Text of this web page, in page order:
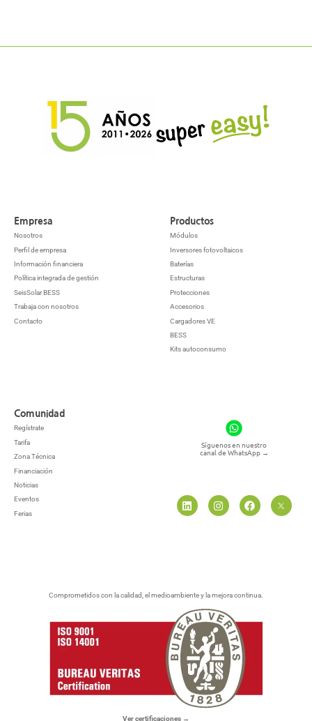
Empresa
Nosotros
Perfil de empresa
Información financiera
Política integrada de gestión
SeisSolar BESS
Trabaja con nosotros
Contacto
Productos
Módulos
Inversores fotovoltaicos
Baterías
Estructuras
Protecciones
Accesorios
Cargadores VE
BESS
Kits autoconsumo
Comunidad
Regístrate
Tarifa
Zona Técnica
Financiación
Noticias
Eventos
Ferias
Síguenos en nuestro
canal de WhatsApp →
Comprometidos con la calidad, el medioambiente y la mejora continua.
Ver certificaciones →